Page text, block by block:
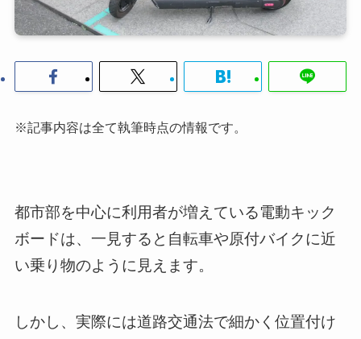
※記事内容は全て執筆時点の情報です。
都市部を中心に利用者が増えている電動キック
ボードは、一見すると自転車や原付バイクに近
い乗り物のように見えます。
しかし、実際には道路交通法で細かく位置付け